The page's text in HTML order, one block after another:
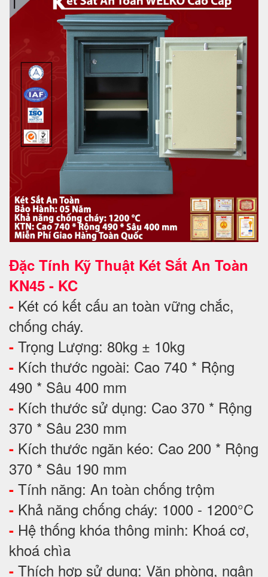
Đặc Tính Kỹ Thuật Két Sắt An Toàn
KN45 - KC
- Két có kết cấu an toàn vững chắc,
chống cháy.
- Trọng Lượng: 80kg ± 10kg
- Kích thước ngoài: Cao 740 * Rộng
490 * Sâu 400 mm
- Kích thước sử dụng: Cao 370 * Rộng
370 * Sâu 230 mm
- Kích thước ngăn kéo: Cao 200 * Rộng
370 * Sâu 190 mm
- Tính năng: An toàn chống trộm
- Khả năng chống cháy: 1000 - 1200°C
- Hệ thống khóa thông minh: Khoá cơ,
khoá chìa
- Thích hợp sử dụng: Văn phòng, ngân